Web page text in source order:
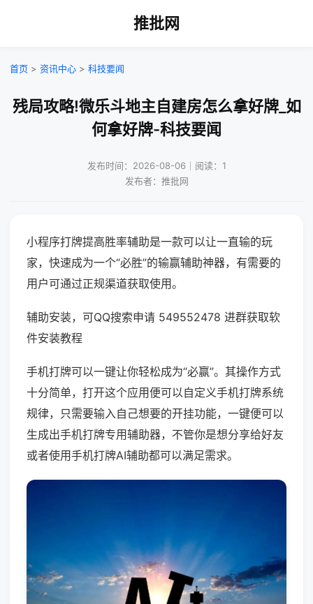
推批网
首页 > 资讯中心 > 科技要闻
残局攻略!微乐斗地主自建房怎么拿好牌_如
何拿好牌-科技要闻
发布时间：2026-08-06｜阅读：1
发布者：推批网
小程序打牌提高胜率辅助是一款可以让一直输的玩
家，快速成为一个“必胜”的输赢辅助神器，有需要的
用户可通过正规渠道获取使用。
辅助安装，可QQ搜索申请 549552478 进群获取软
件安装教程
手机打牌可以一键让你轻松成为“必赢”。其操作方式
十分简单，打开这个应用便可以自定义手机打牌系统
规律，只需要输入自己想要的开挂功能，一键便可以
生成出手机打牌专用辅助器，不管你是想分享给好友
或者使用手机打牌AI辅助都可以满足需求。